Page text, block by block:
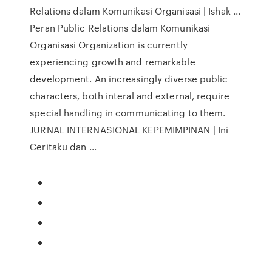
Relations dalam Komunikasi Organisasi | Ishak ...
Peran Public Relations dalam Komunikasi
Organisasi Organization is currently
experiencing growth and remarkable
development. An increasingly diverse public
characters, both interal and external, require
special handling in communicating to them.
JURNAL INTERNASIONAL KEPEMIMPINAN | Ini
Ceritaku dan ...